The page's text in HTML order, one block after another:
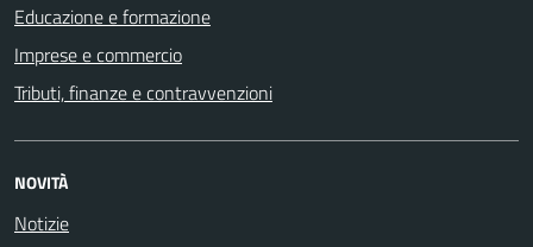
Educazione e formazione
Imprese e commercio
Tributi, finanze e contravvenzioni
NOVITÀ
Notizie